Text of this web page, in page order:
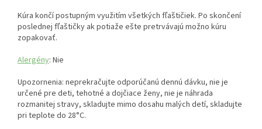
Kúra končí postupným využitím všetkých fľaštičiek. Po skončení
poslednej fľaštičky ak potiaže ešte pretrvávajú možno kúru
zopakovať.
Alergény: Nie
Upozornenia: neprekračujte odporúčanú dennú dávku, nie je
určené pre deti, tehotné a dojčiace ženy, nie je náhrada
rozmanitej stravy, skladujte mimo dosahu malých detí, skladujte
pri teplote do 28°C.